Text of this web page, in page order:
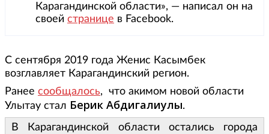
Карагандинской области», — написал он на
своей странице в Facebook.
С сентября 2019 года Женис Касымбек
возглавляет Карагандинский регион.
Ранее сообщалось, что акимом новой области
Улытау стал Берик Абдигалиулы.
В Карагандинской области остались города